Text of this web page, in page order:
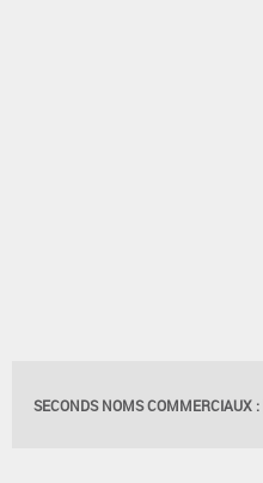
SECONDS NOMS COMMERCIAUX :